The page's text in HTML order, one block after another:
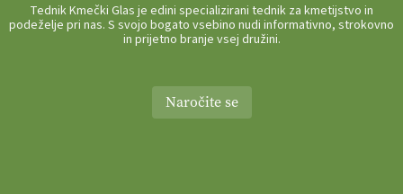
Tednik Kmečki Glas je edini specializirani tednik za kmetijstvo in
podeželje pri nas. S svojo bogato vsebino nudi informativno, strokovno
in prijetno branje vsej družini.
Naročite se